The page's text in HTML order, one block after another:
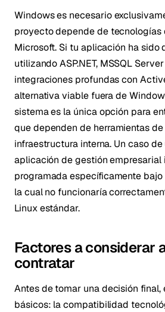
Windows es necesario
proyecto depende de tecnologías
Microsoft. Si tu aplicación ha sido
utilizando ASP.NET, MSSQL
integraciones profundas con
alternativa viable fuera de
sistema es la única opción para
que dependen de herramientas
infraestructura interna. Un caso
aplicación de gestión empresarial
programada específicamente bajo
la cual no funcionaría
Linux estándar.
Factores a considerar
contratar
Antes de tomar una decisión final,
básicos: la compatibilidad